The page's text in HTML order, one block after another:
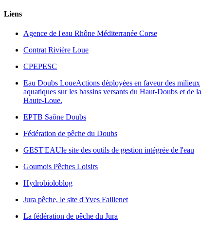
Liens
Agence de l'eau Rhône Méditerranée Corse
Contrat Rivière Loue
CPEPESC
Eau Doubs LoueActions déployées en faveur des milieux
aquatiques sur les bassins versants du Haut-Doubs et de la
Haute-Loue.
EPTB Saône Doubs
Fédération de pêche du Doubs
GEST'EAUle site des outils de gestion intégrée de l'eau
Goumois Pêches Loisirs
Hydrobioloblog
Jura pêche, le site d'Yves Faillenet
La fédération de pêche du Jura